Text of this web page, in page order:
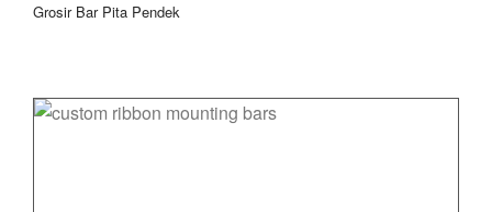
Grosir Bar Pita Pendek